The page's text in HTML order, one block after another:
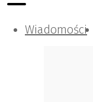
Wiadomości
Komunikacja
Kontrola
Tematy